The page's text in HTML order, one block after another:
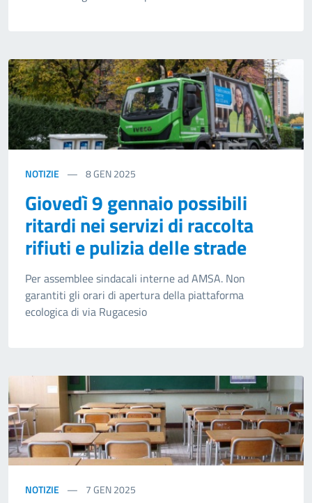
NOTIZIE 8GEN 2025
Giovedì 9 gennaio possibili
ritardi nei servizi di raccolta
rifiuti e pulizia delle strade
Per assemblee sindacali interne ad AMSA. Non
garantiti gli orari di apertura della piattaforma
ecologica di via Rugacesio
NOTIZIE 7GEN 2025